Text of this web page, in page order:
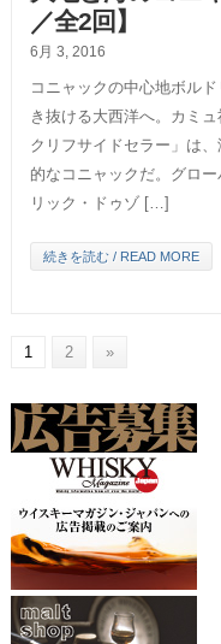
／全2回】
6月 3, 2016
コニャックの中心地ボル
き抜ける大西洋へ。カミ
クリフサイドセラー」は
的なコニャックだ。グロ
リック・ドゥゾ […]
続きを読む / READ MORE
1 2 »